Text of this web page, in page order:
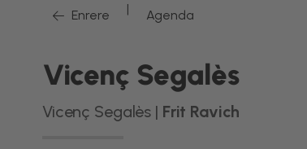
Enrere | Agenda
Vicenç Segalès
Vicenç Segalès | Frit Ravich